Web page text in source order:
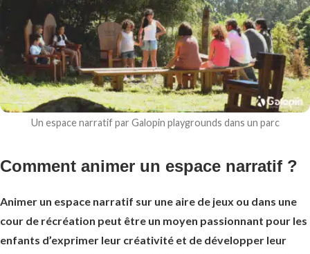
Un espace narratif par Galopin playgrounds dans un parc
Comment animer un espace narratif ?
Animer un espace narratif sur une aire de jeux ou dans une
cour de récréation peut être un moyen passionnant pour les
enfants d’exprimer leur créativité et de développer leur